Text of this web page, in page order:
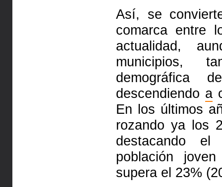
Así, se
comarca entre
actualidad,
municipios,
demográfica
descendiendo a
En los últimos
rozando ya los
destacando el
población
supera el 23%